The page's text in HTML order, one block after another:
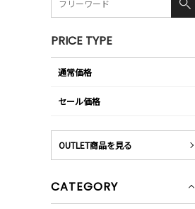
PRICE TYPE
通常価格
セール価格
OUTLET商品を見る
CATEGORY